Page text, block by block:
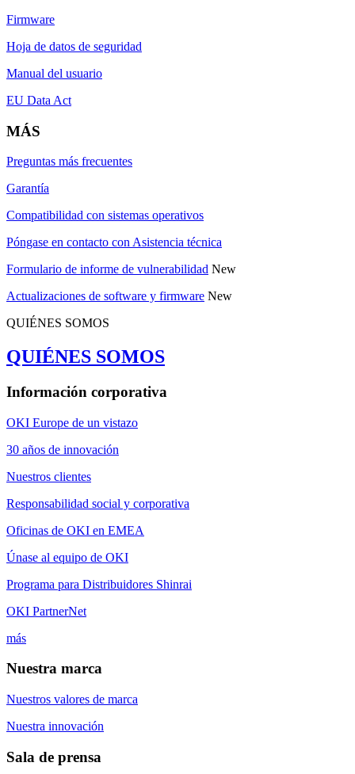
Firmware
Hoja de datos de seguridad
Manual del usuario
EU Data Act
MÁS
Preguntas más frecuentes
Garantía
Compatibilidad con sistemas operativos
Póngase en contacto con Asistencia técnica
Formulario de informe de vulnerabilidad New
Actualizaciones de software y firmware New
QUIÉNES SOMOS
QUIÉNES SOMOS
Información corporativa
OKI Europe de un vistazo
30 años de innovación
Nuestros clientes
Responsabilidad social y corporativa
Oficinas de OKI en EMEA
Únase al equipo de OKI
Programa para Distribuidores Shinrai
OKI PartnerNet
más
Nuestra marca
Nuestros valores de marca
Nuestra innovación
Sala de prensa